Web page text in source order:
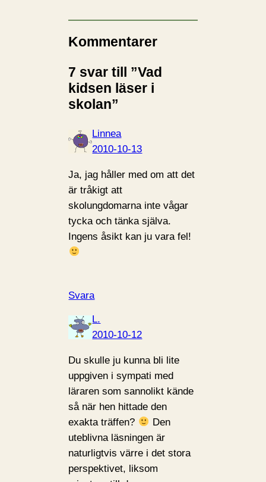
Kommentarer
7 svar till ”Vad
kidsen läser i
skolan”
Linnea
2010-10-13
Ja, jag håller med om att det
är tråkigt att
skolungdomarna inte vågar
tycka och tänka själva.
Ingens åsikt kan ju vara fel!
Svara
L.
2010-10-12
Du skulle ju kunna bli lite
uppgiven i sympati med
läraren som sannolikt kände
så när hen hittade den
exakta träffen?
Den
uteblivna läsningen är
naturligtvis värre i det stora
perspektivet, liksom